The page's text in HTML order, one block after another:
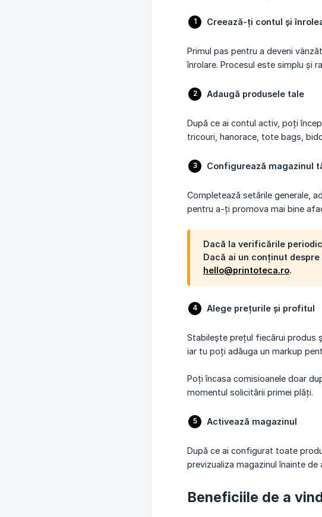
Creează-ți contul și
Primul pas pentru a deveni
înrolare. Procesul este simplu și
Adaugă produsele tale
După ce ai contul activ, poți
tricouri, hanorace, tote bags,
Configurează magazinul
Completează setările generale,
pentru a-ți promova mai bine
Dacă la verificările
Dacă ai un conținut
hello@printoteca.ro.
Alege prețurile și profitul
Stabilește prețul fiecărui produs
iar tu poți adăuga un markup
Poți încasa comisioanele doar
momentul solicitării primei plăți.
Activează magazinul
După ce ai configurat toate
previzualiza magazinul înainte
Beneficiile de a